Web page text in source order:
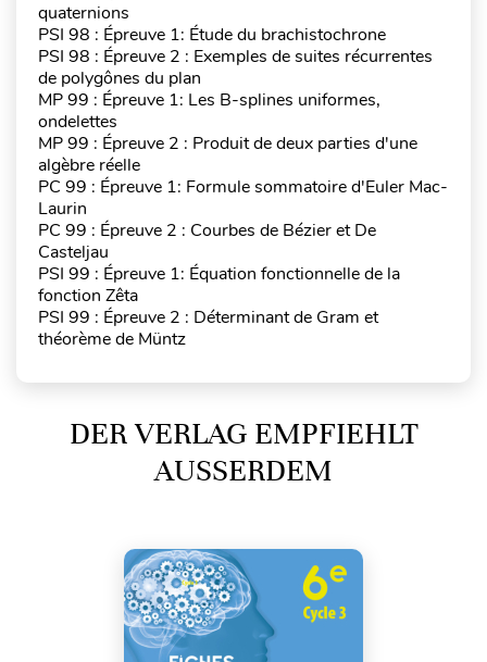
quaternions
PSI 98 : Épreuve 1: Étude du brachistochrone
PSI 98 : Épreuve 2 : Exemples de suites récurrentes
de polygônes du plan
MP 99 : Épreuve 1: Les B-splines uniformes,
ondelettes
MP 99 : Épreuve 2 : Produit de deux parties d'une
algèbre réelle
PC 99 : Épreuve 1: Formule sommatoire d'Euler Mac-
Laurin
PC 99 : Épreuve 2 : Courbes de Bézier et De
Casteljau
PSI 99 : Épreuve 1: Équation fonctionnelle de la
fonction Zêta
PSI 99 : Épreuve 2 : Déterminant de Gram et
théorème de Müntz
DER VERLAG EMPFIEHLT
AUSSERDEM